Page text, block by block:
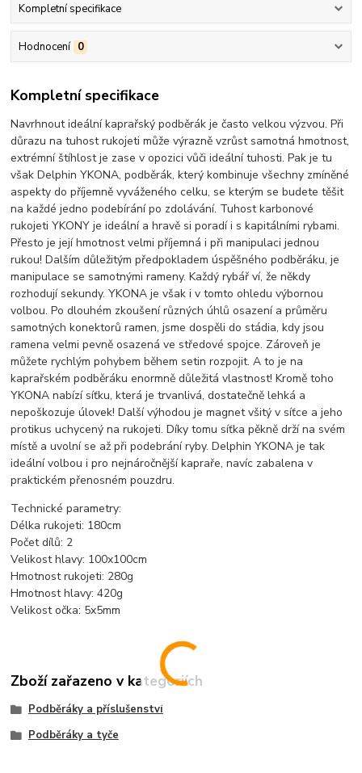
Kompletní specifikace
Hodnocení 0
Kompletní specifikace
Navrhnout ideální kaprařský podběrák je často velkou výzvou. Při
důrazu na tuhost rukojeti může výrazně vzrůst samotná hmotnost,
extrémní štíhlost je zase v opozici vůči ideální tuhosti. Pak je tu
však Delphin YKONA, podběrák, který kombinuje všechny zmíněné
aspekty do příjemně vyváženého celku, se kterým se budete těšit
na každé jedno podebírání po zdolávání. Tuhost karbonové
rukojeti YKONY je ideální a hravě si poradí i s kapitálními rybami.
Přesto je její hmotnost velmi příjemná i při manipulaci jednou
rukou! Dalším důležitým předpokladem úspěšného podběráku, je
manipulace se samotnými rameny. Každý rybář ví, že někdy
rozhodují sekundy. YKONA je však i v tomto ohledu výbornou
volbou. Po dlouhém zkoušení různých úhlů osazení a průměru
samotných konektorů ramen, jsme dospěli do stádia, kdy jsou
ramena velmi pevně osazená ve středové spojce. Zároveň je
můžete rychlým pohybem během setin rozpojit. A to je na
kaprařském podběráku enormně důležitá vlastnost! Kromě toho
YKONA nabízí síťku, která je trvanlivá, dostatečně lehká a
nepoškozuje úlovek! Další výhodou je magnet všitý v síťce a jeho
protikus uchycený na rukojeti. Díky tomu síťka pěkně drží na svém
místě a uvolní se až při podebrání ryby. Delphin YKONA je tak
ideální volbou i pro nejnáročnější kapraře, navíc zabalena v
praktickém přenosném pouzdru.
Technické parametry:
Délka rukojeti: 180cm
Počet dílů: 2
Velikost hlavy: 100x100cm
Hmotnost rukojeti: 280g
Hmotnost hlavy: 420g
Velikost očka: 5x5mm
Zboží zařazeno v kategoriích
Podběráky a příslušenství
Podběráky a tyče